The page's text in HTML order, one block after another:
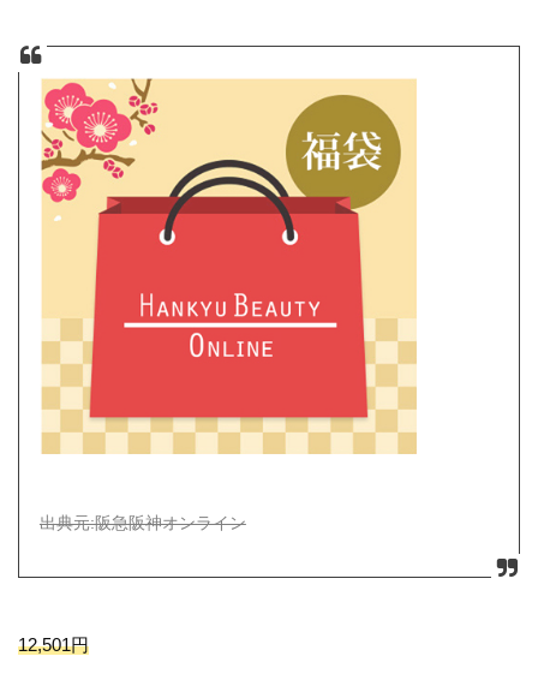
出典元:阪急阪神オンライン
12,501円